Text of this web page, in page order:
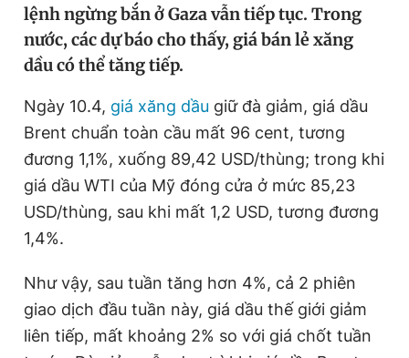
Sản phẩm khác
Tiện ích
Thông tin tòa soạn Liên hệ quảng cáo
lệnh ngừng bắn ở Gaza vẫn tiếp tục. Trong
nước, các dự báo cho thấy, giá bán lẻ xăng
dầu có thể tăng tiếp.
Ngày 10.4, giá xăng dầu giữ đà giảm, giá dầu
Brent chuẩn toàn cầu mất 96 cent, tương
đương 1,1%, xuống 89,42 USD/thùng; trong khi
giá dầu WTI của Mỹ đóng cửa ở mức 85,23
USD/thùng, sau khi mất 1,2 USD, tương đương
1,4%.
Như vậy, sau tuần tăng hơn 4%, cả 2 phiên
giao dịch đầu tuần này, giá dầu thế giới giảm
liên tiếp, mất khoảng 2% so với giá chốt tuần